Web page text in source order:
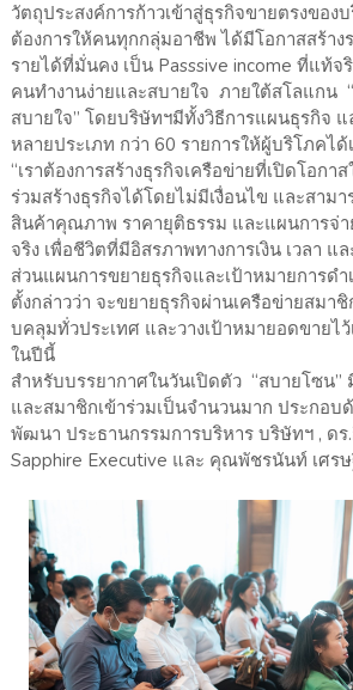
วัตถุประสงค์การก้าวเข้าสู่ธุรกิจขายตรงขอ
ต้องการให้คนทุกกลุ่มอาชีพ ได้มีโอกาสสร้าง
รายได้ที่มั่นคง เป็น Passsive income ที่แท้จ
คนทำงานง่ายและสบายใจ ภายใต้สโลแกน
สบายใจ” โดยบริษัทฯมีทั้งวิธีการแผนธุรกิจ
หลายประเภท กว่า 60 รายการให้ผู้บริโภคได้
“เราต้องการสร้างธุรกิจเครือข่ายที่เปิดโอกา
ร่วมสร้างธุรกิจได้โดยไม่มีเงื่อนไข และสามา
สินค้าคุณภาพ ราคายุติธรรม และแผนการจ่
จริง เพื่อชีวิตที่มีอิสรภาพทางการเงิน เวลา แ
ส่วนแผนการขยายธุรกิจและเป้าหมายการด
ตั้งกล่าวว่า จะขยายธุรกิจผ่านเครือข่ายสมา
บคลุมทั่วประเทศ และวางเป้าหมายอดขายไ
ในปีนี้
สำหรับบรรยากาศในวันเปิดตัว “สบายโซน”
และสมาชิกเข้าร่วมเป็นจำนวนมาก ประกอ
พัฒนา ประธานกรรมการบริหาร บริษัทฯ ,
Sapphire Executive และ คุณพัชรนันท์ เศร